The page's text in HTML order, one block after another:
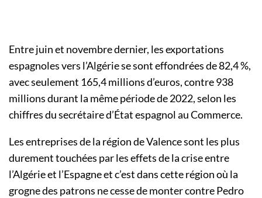
Entre juin et novembre dernier, les exportations
espagnoles vers l’Algérie se sont effondrées de 82,4 %,
avec seulement 165,4 millions d’euros, contre 938
millions durant la même période de 2022, selon les
chiffres du secrétaire d’État espagnol au Commerce.
Les entreprises de la région de Valence sont les plus
durement touchées par les effets de la crise entre
l’Algérie et l’Espagne et c’est dans cette région où la
grogne des patrons ne cesse de monter contre Pedro